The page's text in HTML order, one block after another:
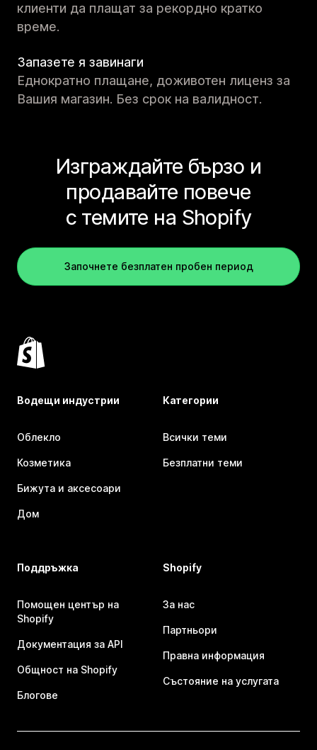
клиенти да плащат за рекордно кратко
време.
Запазете я завинаги
Еднократно плащане, доживотен лиценз за
Вашия магазин. Без срок на валидност.
Изграждайте бързо и
продавайте повече
с темите на Shopify
Започнете безплатен пробен период
Водещи индустрии
Облекло
Козметика
Бижута и аксесоари
Дом
Категории
Всички теми
Безплатни теми
Поддръжка
Помощен център на
Shopify
Документация за API
Общност на Shopify
Блогове
Shopify
За нас
Партньори
Правна информация
Състояние на услугата